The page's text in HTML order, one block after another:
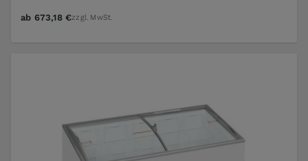
ab 673,18 €zzgl. MwSt.